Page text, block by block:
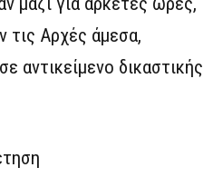
τις Αρχές άμεσα,
αντικείμενο δικαστικής